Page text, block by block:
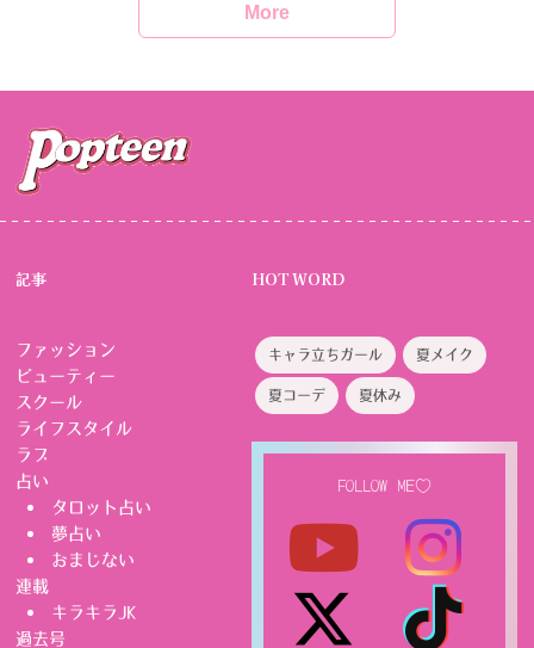
More
記事
ファッション
ビューティー
スクール
ライフスタイル
ラブ
占い
タロット占い
夢占い
おまじない
連載
キラキラJK
過去号
HOT WORD
キャラ立ちガール 夏メイク
夏コーデ 夏休み
FOLLOW ME♡